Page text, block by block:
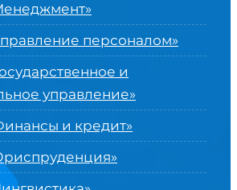
персоналом»
и
управление»
и кредит»